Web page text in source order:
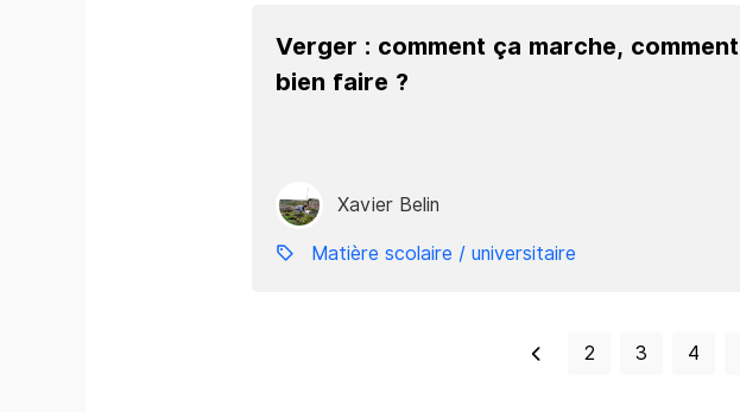
Verger : comment ça marche, comment
bien faire ?
Xavier Belin
Matière scolaire / universitaire
2 3 4